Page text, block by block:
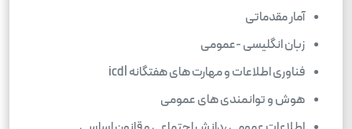
آمار مقدماتی
زبان انگلیسی -عمومی
فناوری اطلاعات و مهارت های هفتگانه icdl
هوش و توانمندی های عمومی